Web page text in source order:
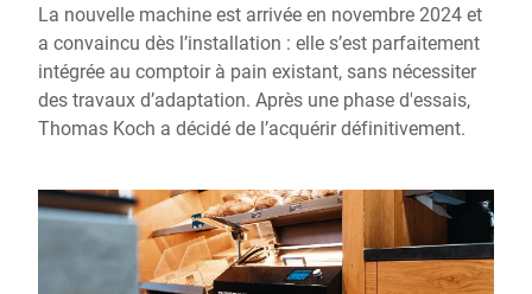
La nouvelle machine est arrivée en novembre 2024 et
a convaincu dès l’installation : elle s’est parfaitement
intégrée au comptoir à pain existant, sans nécessiter
des travaux d’adaptation. Après une phase d'essais,
Thomas Koch a décidé de l’acquérir définitivement.